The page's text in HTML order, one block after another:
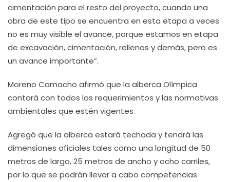
cimentación para el resto del proyecto, cuando una
obra de este tipo se encuentra en esta etapa a veces
no es muy visible el avance, porque estamos en etapa
de excavación, cimentación, rellenos y demás, pero es
un avance importante”.
Moreno Camacho afirmó que la alberca Olímpica
contará con todos los requerimientos y las normativas
ambientales que estén vigentes.
Agregó que la alberca estará techada y tendrá las
dimensiones oficiales tales como una longitud de 50
metros de largo, 25 metros de ancho y ocho carriles,
por lo que se podrán llevar a cabo competencias